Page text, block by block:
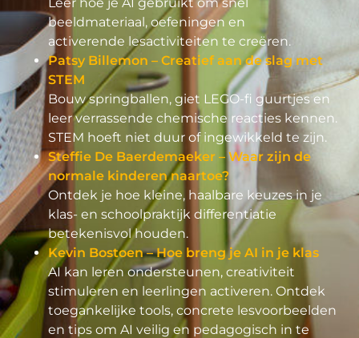
beeldmateriaal, oefeningen en
activerende lesactiviteiten te creëren.
Patsy Billemon – Creatief aan de slag met
STEM
Bouw springballen, giet LEGO-fi guurtjes en
leer verrassende chemische reacties kennen.
STEM hoeft niet duur of ingewikkeld te zijn.
Steffie De Baerdemaeker – Waar zijn de
normale kinderen naartoe?
Ontdek je hoe kleine, haalbare keuzes in je
klas- en schoolpraktijk differentiatie
betekenisvol houden.
Kevin Bostoen – Hoe breng je AI in je klas
AI kan leren ondersteunen, creativiteit
stimuleren en leerlingen activeren. Ontdek
toegankelijke tools, concrete lesvoorbeelden
en tips om AI veilig en pedagogisch in te